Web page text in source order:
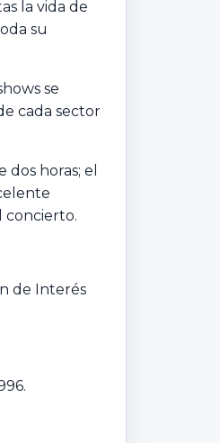
la vida de
su
se
cada sector
horas; el
concierto.
de Interés